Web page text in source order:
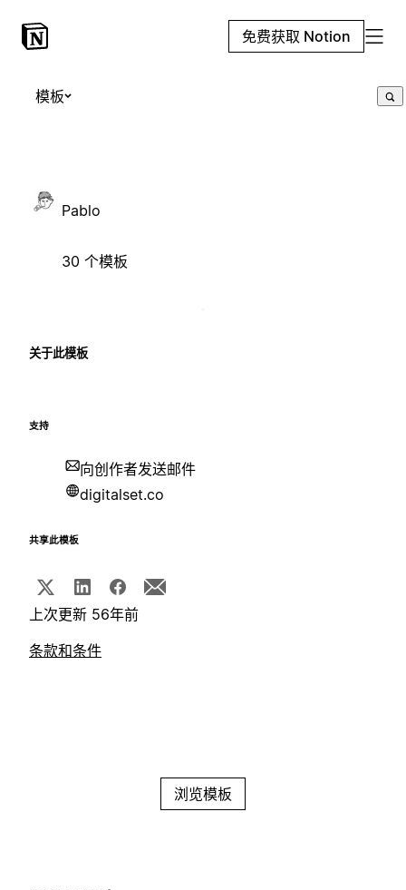
免费获取 Notion
模板
Pablo
30 个模板
关于此模板
支持
向创作者发送邮件
digitalset.co
共享此模板
上次更新 56年前
条款和条件
浏览模板